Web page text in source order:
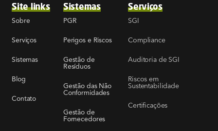
Site links
Sobre
Serviços
Sistemas
Blog
Contato
Sistemas
PGR
Perigos e Riscos
Gestão de
Resíduos
Gestão das Não
Conformidades
Gestão de
Fornecedores
Serviços
SGI
Compliance
Auditoria de SGI
Riscos em
Sustentabilidade
Certificações